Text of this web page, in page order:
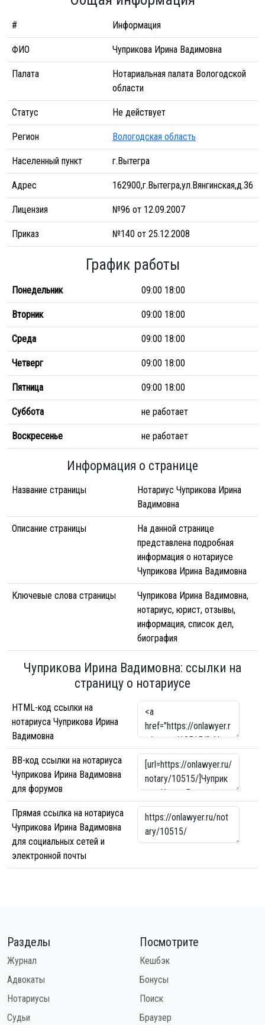
# Информация
ФИО Чуприкова Ирина Вадимовна
Палата
Нотариальная палата Вологодской
области
Статус Не действует
Регион Вологодская область
Населенный пункт г.Вытегра
Адрес 162900,г.Вытегра,ул.Вянгинская,д.36
Лицензия №96 от 12.09.2007
Приказ №140 от 25.12.2008
График работы
Понедельник 09:00 18:00
Вторник 09:00 18:00
Среда 09:00 18:00
Четверг 09:00 18:00
Пятница 09:00 18:00
Суббота не работает
Воскресенье не работает
Информация о странице
Название страницы
Нотариус Чуприкова Ирина
Вадимовна
Описание страницы
На данной странице
представлена подробная
информация о нотариусе
Чуприкова Ирина Вадимовна
Ключевые слова страницы
Чуприкова Ирина Вадимовна,
нотариус, юрист, отзывы,
информация, список дел,
биография
Чуприкова Ирина Вадимовна: ссылки на
страницу о нотариусе
HTML-код ссылки на
нотариуса Чуприкова Ирина
Вадимовна
BB-код ссылки на нотариуса
Чуприкова Ирина Вадимовна
для форумов
Прямая ссылка на нотариуса
Чуприкова Ирина Вадимовна
для социальных сетей и
электронной почты
Разделы
Журнал
Адвокаты
Нотариусы
Судьи
Посмотрите
Кешбэк
Бонусы
Поиск
Браузер